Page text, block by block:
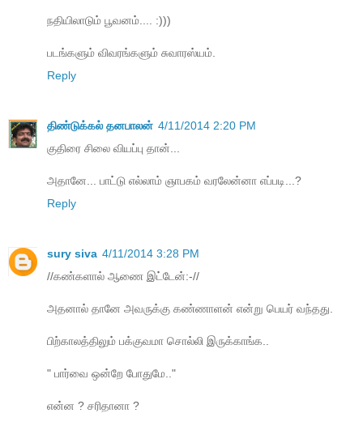
நதியிலாடும் பூவனம்.... :)))
படங்களும் விவரங்களும் சுவாரஸ்யம்.
Reply
திண்டுக்கல் தனபாலன் 4/11/2014 2:20 PM
குதிரை சிலை வியப்பு தான்...
அதானே... பாட்டு எல்லாம் ஞாபகம் வரலேன்னா எப்படி...?
Reply
sury siva 4/11/2014 3:28 PM
//கண்களால் ஆணை இட்டேன்:-//
அதனால் தானே அவருக்கு கண்ணாளன் என்று பெயர் வந்தது.
பிற்காலத்திலும் பக்குவமா சொல்லி இருக்காங்க..
" பார்வை ஒன்றே போதுமே.."
என்ன ? சரிதானா ?